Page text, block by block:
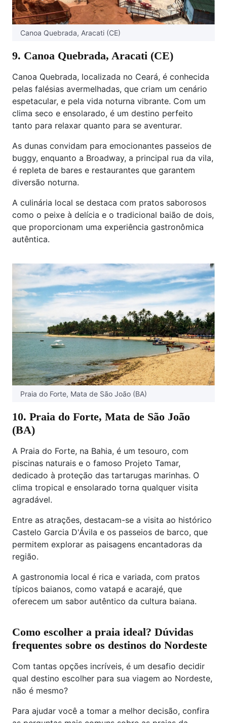
Canoa Quebrada, Aracati (CE)
9. Canoa Quebrada, Aracati (CE)
Canoa Quebrada, localizada no Ceará, é conhecida
pelas falésias avermelhadas, que criam um cenário
espetacular, e pela vida noturna vibrante. Com um
clima seco e ensolarado, é um destino perfeito
tanto para relaxar quanto para se aventurar.
As dunas convidam para emocionantes passeios de
buggy, enquanto a Broadway, a principal rua da vila,
é repleta de bares e restaurantes que garantem
diversão noturna.
A culinária local se destaca com pratos saborosos
como o peixe à delícia e o tradicional baião de dois,
que proporcionam uma experiência gastronômica
autêntica.
Praia do Forte, Mata de São João (BA)
10. Praia do Forte, Mata de São João
(BA)
A Praia do Forte, na Bahia, é um tesouro, com
piscinas naturais e o famoso Projeto Tamar,
dedicado à proteção das tartarugas marinhas. O
clima tropical e ensolarado torna qualquer visita
agradável.
Entre as atrações, destacam-se a visita ao histórico
Castelo Garcia D'Ávila e os passeios de barco, que
permitem explorar as paisagens encantadoras da
região.
A gastronomia local é rica e variada, com pratos
típicos baianos, como vatapá e acarajé, que
oferecem um sabor autêntico da cultura baiana.
Como escolher a praia ideal? Dúvidas
frequentes sobre os destinos do Nordeste
Com tantas opções incríveis, é um desafio decidir
qual destino escolher para sua viagem ao Nordeste,
não é mesmo?
Para ajudar você a tomar a melhor decisão, confira